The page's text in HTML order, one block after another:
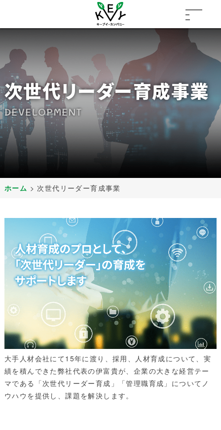
次世代リーダー育成事業
DEVELOPMENT
ホーム > 次世代リーダー育成事業
大手人材会社にて15年に渡り、採用、人材育成について、実
績を積んできた弊社代表の伊富貴が、企業の大きな経営テー
マである「次世代リーダー育成」「管理職育成」についてノ
ウハウを提供し、課題を解決します。